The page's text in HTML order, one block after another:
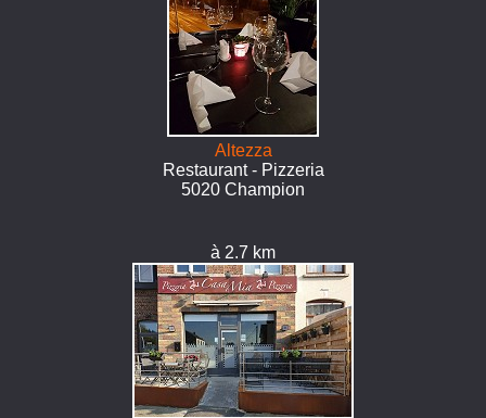
Altezza
Restaurant - Pizzeria
5020 Champion
à 2.7 km